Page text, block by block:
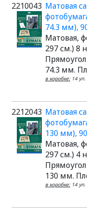
2210043 Матовая
74.3 мм),
Матовая,
297 см.) 8
74.3 мм.
в коробке: 14 уп.
2212043 Матовая
130 мм),
Матовая,
297 см.) 4
130 мм.
в коробке: 14 уп.